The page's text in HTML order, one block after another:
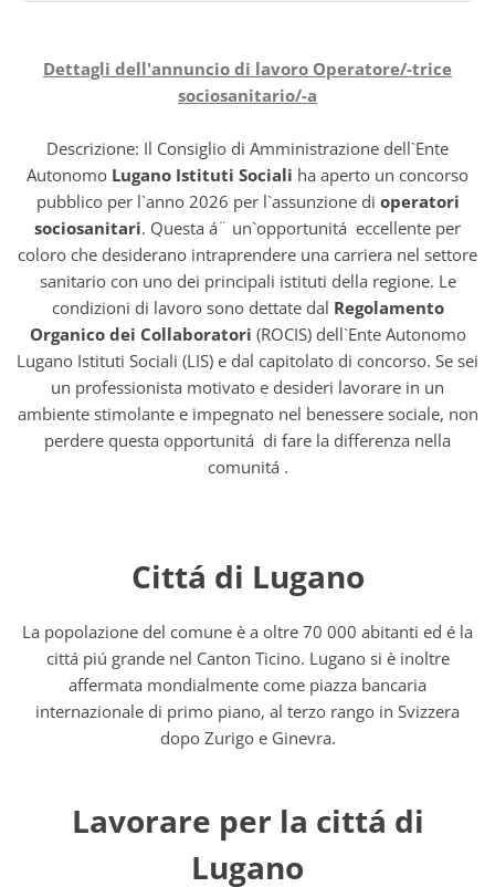
Dettagli dell'annuncio di lavoro Operatore/-trice
sociosanitario/-a
Descrizione: Il Consiglio di Amministrazione dell`Ente
Autonomo Lugano Istituti Sociali ha aperto un concorso
pubblico per l`anno 2026 per l`assunzione di operatori
sociosanitari. Questa á¨ un`opportunitá eccellente per
coloro che desiderano intraprendere una carriera nel settore
sanitario con uno dei principali istituti della regione. Le
condizioni di lavoro sono dettate dal Regolamento
Organico dei Collaboratori (ROCIS) dell`Ente Autonomo
Lugano Istituti Sociali (LIS) e dal capitolato di concorso. Se sei
un professionista motivato e desideri lavorare in un
ambiente stimolante e impegnato nel benessere sociale, non
perdere questa opportunitá di fare la differenza nella
comunitá .
Cittá di Lugano
La popolazione del comune è a oltre 70 000 abitanti ed é la
cittá piú grande nel Canton Ticino. Lugano si è inoltre
affermata mondialmente come piazza bancaria
internazionale di primo piano, al terzo rango in Svizzera
dopo Zurigo e Ginevra.
Lavorare per la cittá di
Lugano